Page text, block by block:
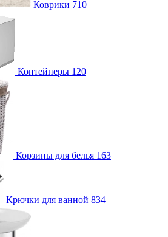
Коврики 710
Контейнеры 120
Корзины для белья 163
Крючки для ванной 834